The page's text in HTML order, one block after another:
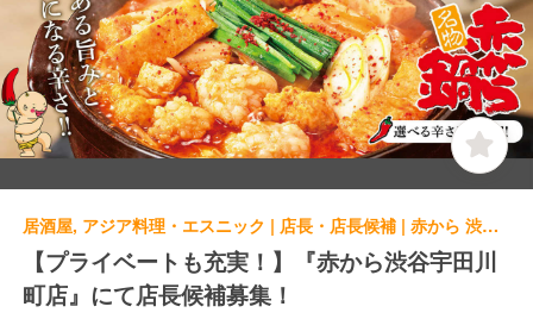
居酒屋, アジア料理・エスニック | 店長・店長候補 | 赤から 渋谷宇田川町店
【プライベートも充実！】『赤から渋谷宇田川
町店』にて店長候補募集！